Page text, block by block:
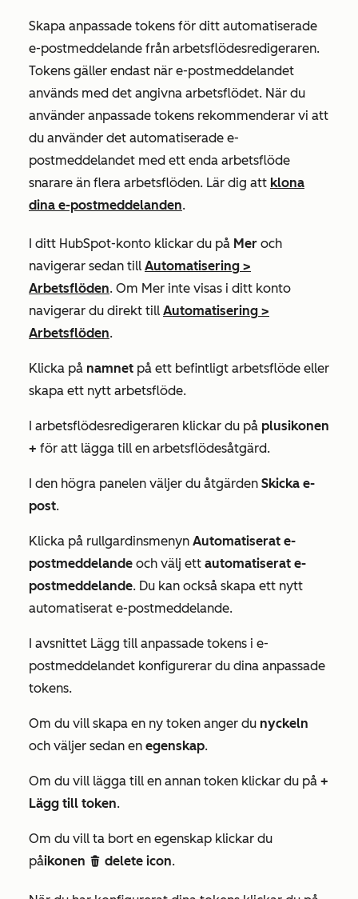
Skapa anpassade tokens för ditt automatiserade
e-postmeddelande från arbetsflödesredigeraren.
Tokens gäller endast när e-postmeddelandet
används med det angivna arbetsflödet. När du
använder anpassade tokens rekommenderar vi att
du använder det automatiserade e-
postmeddelandet med ett enda arbetsflöde
snarare än flera arbetsflöden. Lär dig att klona
dina e-postmeddelanden.
I ditt HubSpot-konto klickar du på Mer och
navigerar sedan till Automatisering >
Arbetsflöden. Om Mer inte visas i ditt konto
navigerar du direkt till Automatisering >
Arbetsflöden.
Klicka på namnet på ett befintligt arbetsflöde eller
skapa ett nytt arbetsflöde.
I arbetsflödesredigeraren klickar du på plusikonen
+ för att lägga till en arbetsflödesåtgärd.
I den högra panelen väljer du åtgärden Skicka e-
post.
Klicka på rullgardinsmenyn Automatiserat e-
postmeddelande och välj ett automatiserat e-
postmeddelande. Du kan också skapa ett nytt
automatiserat e-postmeddelande.
I avsnittet Lägg till anpassade tokens i e-
postmeddelandet konfigurerar du dina anpassade
tokens.
Om du vill skapa en ny token anger du nyckeln
och väljer sedan en egenskap.
Om du vill lägga till en annan token klickar du på +
Lägg till token.
Om du vill ta bort en egenskap klickar du
påikonen delete e delete icon.